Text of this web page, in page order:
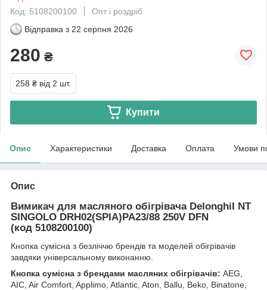
Код: 5108200100
Опт і роздріб
Відправка з 22 серпня 2026
280 ₴
258 ₴ від 2 шт.
Купити
Опис Характеристики Доставка Оплата Умови
Опис
Вимикач для масляного обігрівача DelonghiI NT
SINGOLO DRH02(SPIA)PA23/88 250V DFN
(код 5108200100)
Кнопка сумісна з безліччю брендів та моделей обігрівачів
завдяки універсальному виконанню.
Кнопка сумісна з брендами масляних обігрівачів: AEG,
AIC, Air Comfort, Applimo, Atlantic, Aton, Ballu, Beko, Binatone,